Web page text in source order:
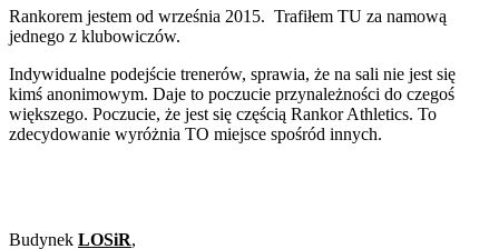
Rankorem jestem od września 2015. Trafiłem TU za namową
jednego z klubowiczów.
Indywidualne podejście trenerów, sprawia, że na sali nie jest się
kimś anonimowym. Daje to poczucie przynależności do czegoś
większego. Poczucie, że jest się częścią Rankor Athletics. To
zdecydowanie wyróżnia TO miejsce spośród innych.
Budynek LOSiR,